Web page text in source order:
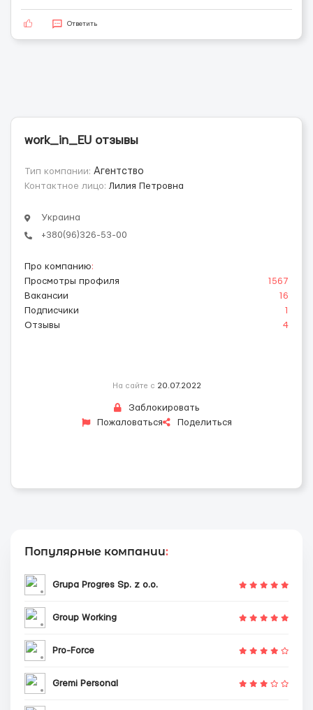
Ответить
work_in_EU отзывы
Тип компании: Агентство
Контактное лицо: Лилия Петровна
Украина
+380(96)326-53-00
Про компанию:
Просмотры профиля
1567
Вакансии
16
Подписчики
1
Отзывы
4
На сайте с 20.07.2022
Заблокировать
Пожаловаться
Поделиться
Популярные компании:
Grupa Progres Sp. z o.o.
Group Working
Pro-Force
Gremi Personal